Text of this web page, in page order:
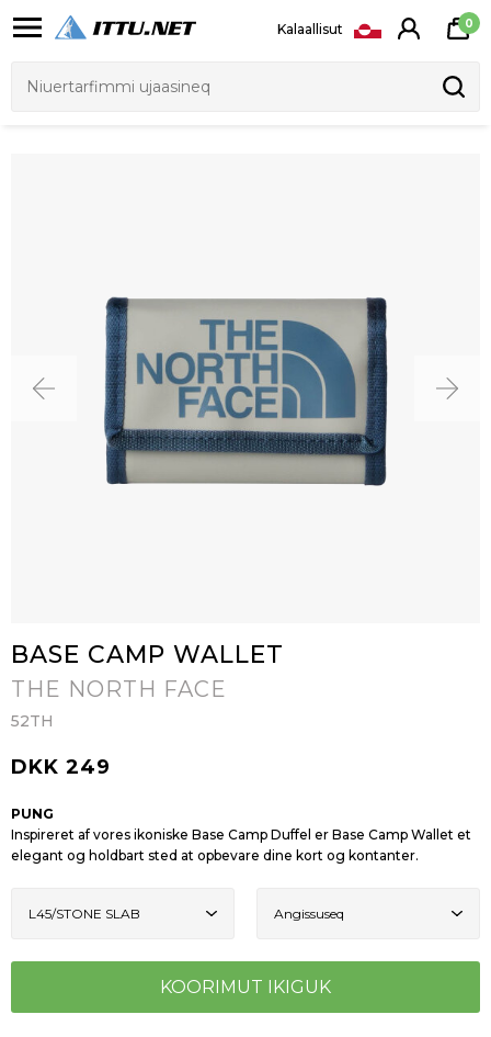
Kalaallisut 0
BASE CAMP WALLET
THE NORTH FACE
52TH
DKK 249
PUNG
Inspireret af vores ikoniske Base Camp Duffel er Base Camp Wallet et
elegant og holdbart sted at opbevare dine kort og kontanter.